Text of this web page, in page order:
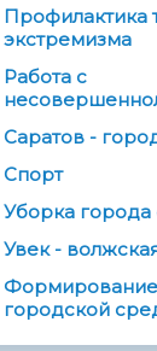
Профилактика
экстремизма
Работа с
Саратов -
Спорт
Уборка города
Увек -
городской